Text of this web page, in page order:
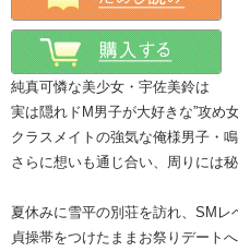
純真可憐な美少女・宇佐美鈴は
実は隠れドM男子が大好きな”攻め女
クラスメイトの強気な俺様男子・
さらに想いも通じ合い、周りには
夏休みに雪平の別荘を訪れ、SMレ
貞操帯をつけたままお祭りデート